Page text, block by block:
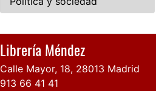
Librería Méndez
Calle Mayor, 18, 28013 Madrid
913 66 41 41